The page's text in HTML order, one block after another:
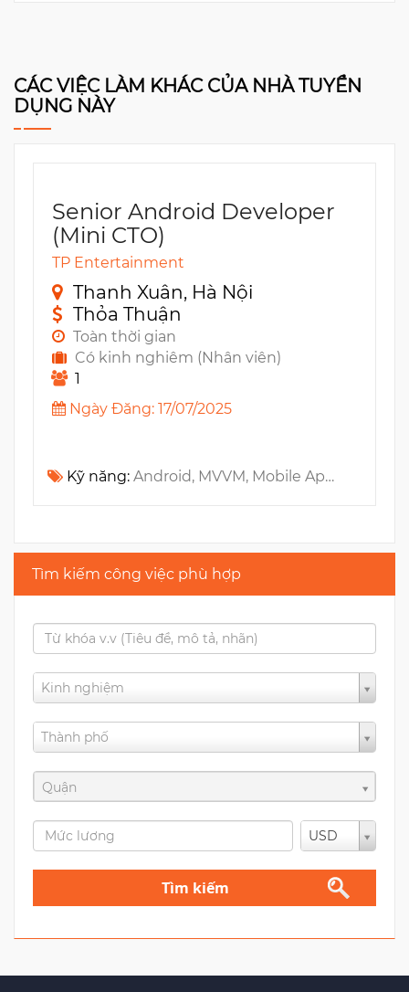
CÁC VIỆC LÀM KHÁC CỦA NHÀ TUYỂN
DỤNG NÀY
Senior Android Developer
(Mini CTO)
TP Entertainment
Thanh Xuân, Hà Nội
Thỏa Thuận
Toàn thời gian
Có kinh nghiêm (Nhân viên)
1
Ngày Đăng: 17/07/2025
Kỹ năng: Android, MVVM, Mobile App, Design Patterns, Java, MySQL, Python, AdMob, UI/UX, Kotlin, MS Power BI, Software Design, Retrofit, Android Studio, CI/CD
Tìm kiếm công việc phù hợp
Kinh nghiệm
Thành phố
Quận
USD
Tìm kiếm